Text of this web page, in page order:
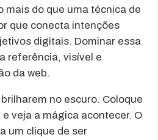
mais do que uma técnica de
que conecta intenções
digitais. Dominar essa
referência, visível e
da web.
no escuro. Coloque
e veja a mágica acontecer. O
um clique de ser